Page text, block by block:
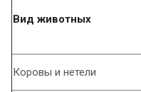
Вид животных
Коровы и нетели